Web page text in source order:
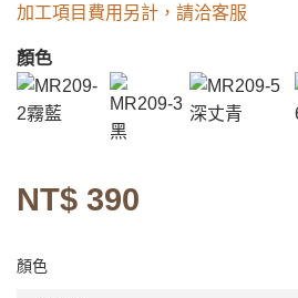
加工項目費用另計，請洽客服
顏色
NT$ 390
顏色